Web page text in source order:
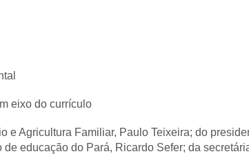
eixo do currículo
Agricultura Familiar, Paulo Teixeira; do
educação do Pará, Ricardo Sefer; da